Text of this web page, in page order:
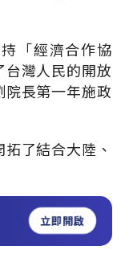
「經濟合作協
灣人民的開放
長第一年施政
了結合大陸、
立即開啟